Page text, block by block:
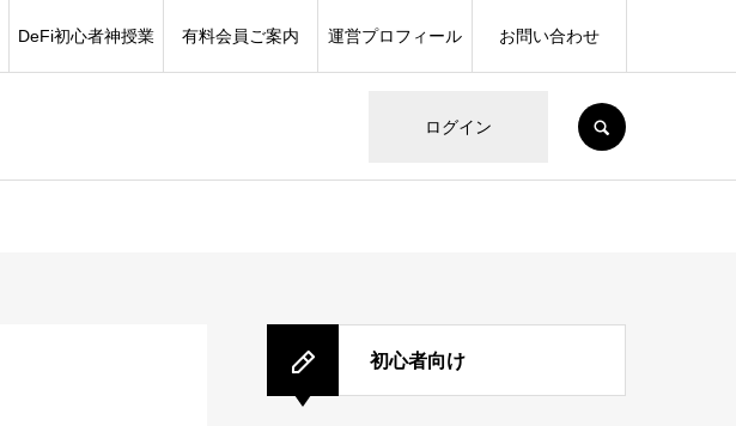
ログイン
DeFi初心者神授業 有料会員ご案内 運営プロフィール お問い合わせ
初心者向け